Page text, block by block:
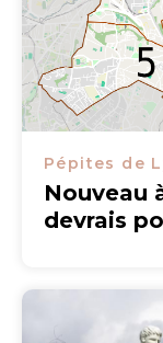
Pépites de
Nouveau
devrais